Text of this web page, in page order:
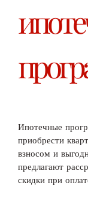
Ипотечные
приобрести
взносом и
предлагают
скидки при